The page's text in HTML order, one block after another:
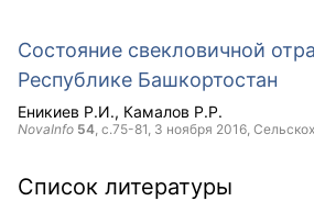
Состояние свекловичной
Республике Башкортостан
Еникиев Р.И. Камалов Р.Р.
NovaInfo 54, с.75-81, 3 ноября 2016,
Список литературы